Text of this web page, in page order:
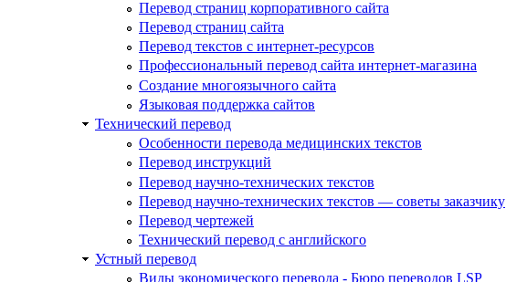
Перевод страниц корпоративного сайта
Перевод страниц сайта
Перевод текстов с интернет-ресурсов
Профессиональный перевод сайта интернет-магазина
Создание многоязычного сайта
Языковая поддержка сайтов
Технический перевод
Особенности перевода медицинских текстов
Перевод инструкций
Перевод научно-технических текстов
Перевод научно-технических текстов — советы заказчику
Перевод чертежей
Технический перевод с английского
Устный перевод
Виды экономического перевода - Бюро переводов LSP